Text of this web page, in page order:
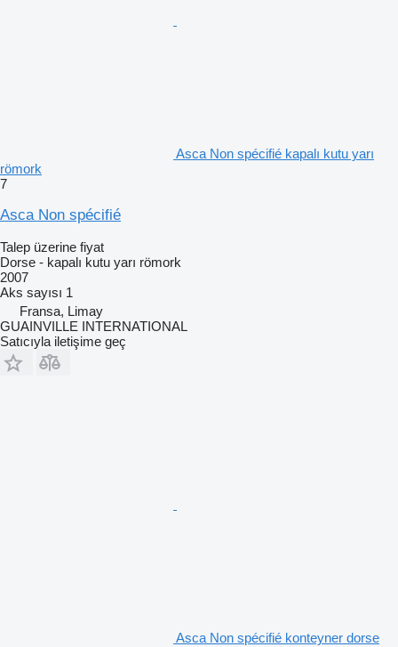
Asca Non spécifié kapalı kutu yarı
römork
7
Asca Non spécifié
Talep üzerine fiyat
Dorse - kapalı kutu yarı römork
2007
Aks sayısı 1
Fransa, Limay
GUAINVILLE INTERNATIONAL
Satıcıyla iletişime geç
Asca Non spécifié konteyner dorse